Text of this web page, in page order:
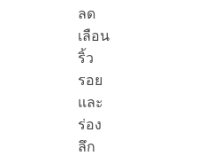
ลด
เลือน
ริ้ว
รอย
และ
ร่อง
ลึก